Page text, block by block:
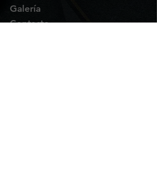
Galería
Contacto